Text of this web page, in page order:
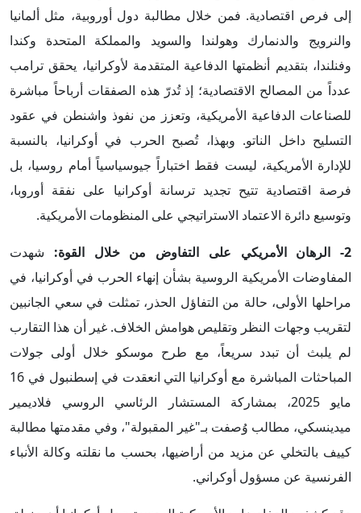
إلى فرص اقتصادية. فمن خلال مطالبة دول أوروبية، مثل ألمانيا
والنرويج والدنمارك وهولندا والسويد والمملكة المتحدة وكندا
وفنلندا، بتقديم أنظمتها الدفاعية المتقدمة لأوكرانيا، يحقق ترامب
عدداً من المصالح الاقتصادية؛ إذ تُدرّ هذه الصفقات أرباحاً مباشرة
للصناعات الدفاعية الأمريكية، وتعزز من نفوذ واشنطن في عقود
التسليح داخل الناتو. وبهذا، تُصبح الحرب في أوكرانيا، بالنسبة
للإدارة الأمريكية، ليست فقط اختباراً جيوسياسياً أمام روسيا، بل
فرصة اقتصادية تتيح تجديد ترسانة أوكرانيا على نفقة أوروبا،
وتوسيع دائرة الاعتماد الاستراتيجي على المنظومات الأمريكية.
2- الرهان الأمريكي على التفاوض من خلال القوة:
شهدت
المفاوضات الأمريكية الروسية بشأن إنهاء الحرب في أوكرانيا، في
مراحلها الأولى، حالة من التفاؤل الحذر، تمثلت في سعي الجانبين
لتقريب وجهات النظر وتقليص هوامش الخلاف. غير أن هذا التقارب
لم يلبث أن تبدد سريعاً، مع طرح موسكو خلال أولى جولات
المباحثات المباشرة مع أوكرانيا التي انعقدت في إسطنبول في 16
مايو 2025، بمشاركة المستشار الرئاسي الروسي فلاديمير
ميدينسكي، مطالب وُصفت بـ"غير المقبولة"، وفي مقدمتها مطالبة
كييف بالتخلي عن مزيد من أراضيها، بحسب ما نقلته وكالة الأنباء
الفرنسية عن مسؤول أوكراني.